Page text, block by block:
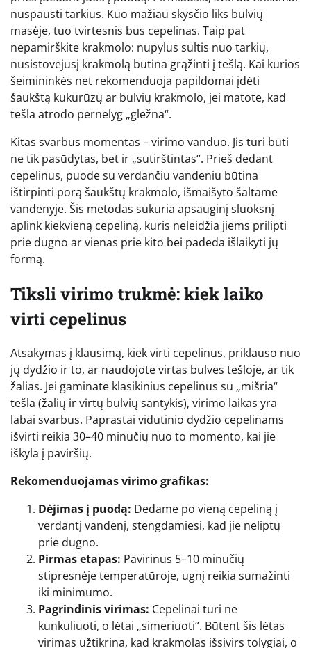
nuspausti tarkius. Kuo mažiau skysčio liks bulvių
masėje, tuo tvirtesnis bus cepelinas. Taip pat
nepamirškite krakmolo: nupylus sultis nuo tarkių,
nusistovėjusį krakmolą būtina grąžinti į tešlą. Kai kurios
šeimininkės net rekomenduoja papildomai įdėti
šaukštą kukurūzų ar bulvių krakmolo, jei matote, kad
tešla atrodo pernelyg „gležna“.
Kitas svarbus momentas – virimo vanduo. Jis turi būti
ne tik pasūdytas, bet ir „sutirštintas“. Prieš dedant
cepelinus, puode su verdančiu vandeniu būtina
ištirpinti porą šaukštų krakmolo, išmaišyto šaltame
vandenyje. Šis metodas sukuria apsauginį sluoksnį
aplink kiekvieną cepeliną, kuris neleidžia jiems prilipti
prie dugno ar vienas prie kito bei padeda išlaikyti jų
formą.
Tiksli virimo trukmė: kiek laiko
virti cepelinus
Atsakymas į klausimą, kiek virti cepelinus, priklauso nuo
jų dydžio ir to, ar naudojote virtas bulves tešloje, ar tik
žalias. Jei gaminate klasikinius cepelinus su „mišria“
tešla (žalių ir virtų bulvių santykis), virimo laikas yra
labai svarbus. Paprastai vidutinio dydžio cepelinams
išvirti reikia 30–40 minučių nuo to momento, kai jie
iškyla į paviršių.
Rekomenduojamas virimo grafikas:
Dėjimas į puodą: Dedame po vieną cepeliną į
verdantį vandenį, stengdamiesi, kad jie neliptų
prie dugno.
Pirmas etapas: Pavirinus 5–10 minučių
stipresnėje temperatūroje, ugnį reikia sumažinti
iki minimumo.
Pagrindinis virimas: Cepelinai turi ne
kunkuliuoti, o lėtai „simeriuoti“. Būtent šis lėtas
virimas užtikrina, kad krakmolas išsivirs tolygiai, o